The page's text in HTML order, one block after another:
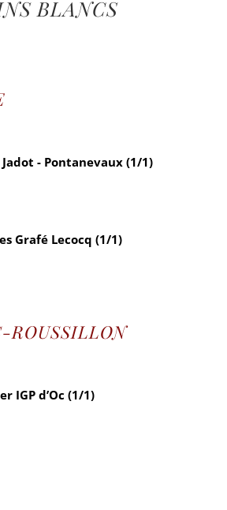
BLANCS
Jadot - Pontanevaux (1/1)
Grafé Lecocq (1/1)
ROUSSILLON
IGP d’Oc (1/1)